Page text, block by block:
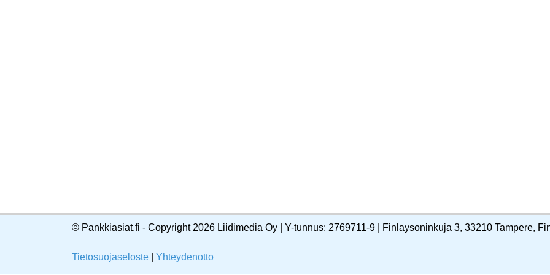
© Pankkiasiat.fi - Copyright 2026 Liidimedia Oy | Y-tunnus: 2769711-9 | Finlaysoninkuja 3, 33210 Tampere,
Tietosuojaseloste Yhteydenotto